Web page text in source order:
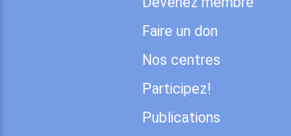
Faire un don
Nos centres
Participez!
Publications